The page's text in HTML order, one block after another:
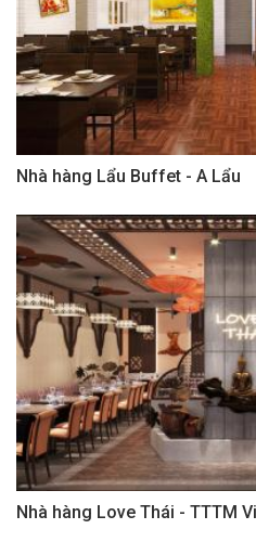
Nhà hàng Lẩu Buffet - A Lẩu
Nhà hàng Love Thái - TTTM